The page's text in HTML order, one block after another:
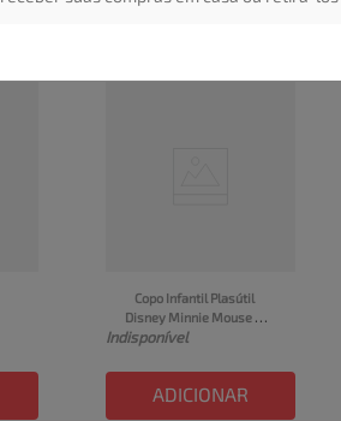
Copo Infantil Plasútil
Disney Minnie Mouse
com Tampa 500ml
Indisponível
ADICIONAR